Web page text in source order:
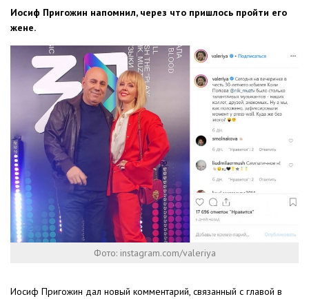
ЗДОРОВЬЕ И КРАСОТА
ДОМ И ЕДА
Иосиф Пригожин напомнил, через что пришлось пройти его
жене.
Фото: instagram.com/valeriya
Иосиф Пригожин дал новый комментарий, связанный с главой в